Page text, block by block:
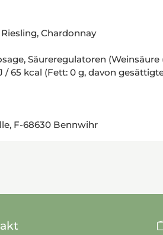
Chardonnay
Säureregulatoren
kcal (Fett: 0 g, davon
F-68630 Bennwihr